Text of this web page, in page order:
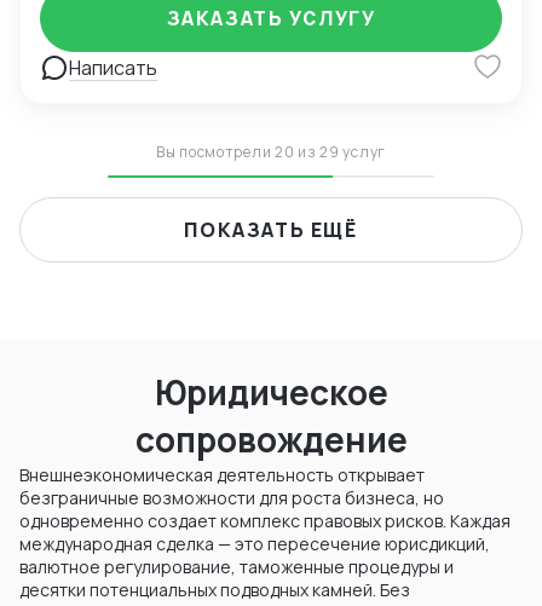
углеродных активов Углеродные налоги и "зелёные"
сделки Торговля углеродными квотами (CEA,
местные квоты, CCER)
оптимального суда для контракта Адаптация
действующего ВЭД контракта под последние
изменения с учетом применимого права. Правовое
заключение по контракту, рекомендации по
Написать
ЗАКАЗАТЬ УСЛУГУ
Вы посмотрели 20 из 29 услуг
ПОКАЗАТЬ ЕЩЁ
Юридическое
сопровождение
Внешнеэкономическая деятельность открывает
безграничные возможности для роста бизнеса, но
одновременно создает комплекс правовых рисков. Каждая
международная сделка — это пересечение юрисдикций,
валютное регулирование, таможенные процедуры и
десятки потенциальных подводных камней. Без